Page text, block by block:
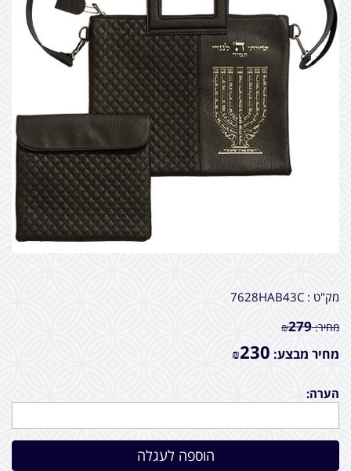
מק"ט : 7628HAB43C
מחיר: ₪279
מחיר מבצע: ₪230
הערה: